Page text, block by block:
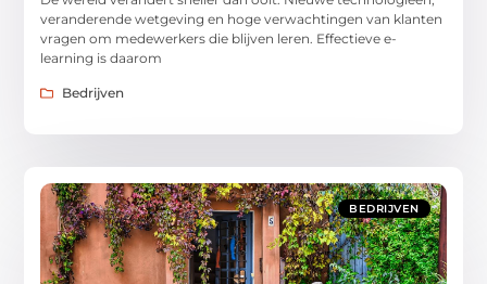
veranderende wetgeving en hoge verwachtingen van klanten
vragen om medewerkers die blijven leren. Effectieve e-
learning is daarom
Bedrijven
BEDRIJVEN